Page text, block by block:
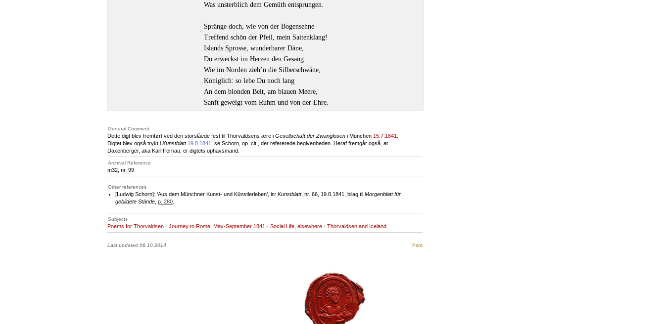
Was unsterblich dem Gemüth entsprungen.
Spränge doch, wie von der Bogensehne
Treffend schön der Pfeil, mein Saitenklang!
Islands Sprosse, wunderbarer Däne,
Du erweckst im Herzen den Gesang.
Wie im Norden zieh’n die Silberschwäne,
Königlich: so lebe Du noch lang
An dem blonden Belt, am blauen Meere,
Sanft geweigt vom Ruhm und von der Ehre.
General Comment
Dette digt blev fremført ved den storslåede fest til Thorvaldsens ære i Gesellschaft der Zwanglosen i München 15.7.1841
Digtet blev også trykt i Kunstblatt 19.8.1841
, se Schorn, op. cit., der refererede begivenheden. Heraf fremgår også, at
Daxenberger, aka Karl Fernau, er digtets ophavsmand.
Archival Reference
m32, nr. 99
Other references
[Ludwig Schorn]: ‘Aus dem Münchner Kunst- und Künstlerleben’, in: Kunstblatt, nr. 66, 19.8.1841, bilag til Morgenblatt für
gebildete Stände p. 280
Subjects
Poems for Thorvaldsen · Journey to Rome, May-September 1841 · Social Life, elsewhere · Thorvaldsen and Iceland
Last updated 06.10.2014 Print